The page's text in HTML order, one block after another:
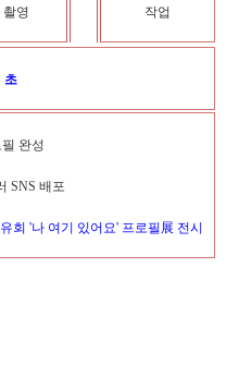
촬영
작업
초
완성
SNS 배포
회 '나 여기 있어요' 프로필 展 전시